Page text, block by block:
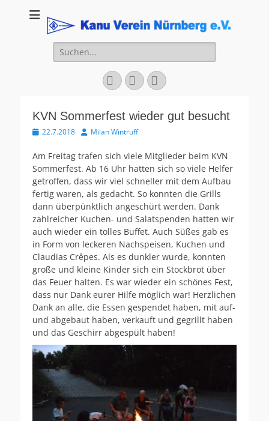
Kanu Verein
Nuernberg
Suchen
nach:
Facebook
YouTubeInstagram
KVN Sommerfest wieder gut besucht
Veröffentlicht
22.7.2018 AutorMilan Wintruff
Am Freitag trafen sich viele Mitglieder beim KVN
Sommerfest. Ab 16 Uhr hatten sich so viele Helfer
getroffen, dass wir viel schneller mit dem Aufbau
fertig waren, als gedacht. So konnten die Grills
dann überpünktlich angeschürt werden. Dank
zahlreicher Kuchen- und Salatspenden hatten wir
auch wieder ein tolles Buffet. Auch Süßes gab es
in Form von leckeren Nachspeisen, Kuchen und
Claudias Crêpes. Als es dunkler wurde, konnten
große und kleine Kinder sich ein Stockbrot über
das Feuer halten. Es war wieder ein schönes Fest,
dass nur Dank eurer Hilfe möglich war! Herzlichen
Dank an alle, die Essen gespendet haben, mit auf-
und abgebaut haben, verkauft und gegrillt haben
und das Geschirr abgespült haben!